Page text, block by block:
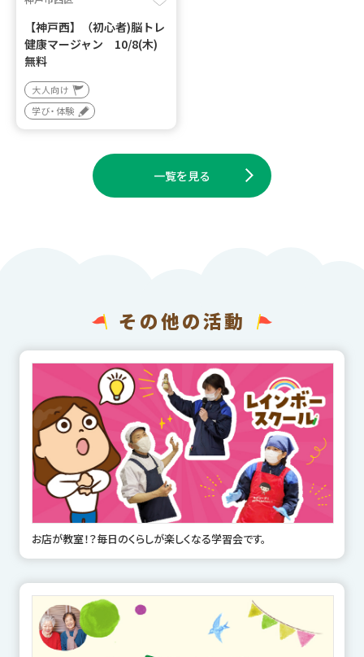
【神戸西】（初心者)脳トレ
健康マージャン 10/8(木)
無料
大人向け
学び・体験
一覧を見る
その他の活動
お店が教室！？毎日のくらしが楽しくなる学習会です。